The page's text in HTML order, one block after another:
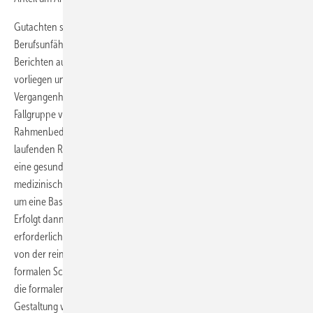
Gutachten sind dann erforderlich, wenn ernsthafte Zweifel an der
Berufsunfähigkeit vorliegen, Widersprüche in medizinischen
Berichten auffallen, widersprüchliche Aussagen verschiedener Ärzte
vorliegen und die Beurteilung längerer Krankheitsverläufe in der
Vergangenheit sowie Fragen zur Prognose zu klären sind. Eine weitere
Fallgruppe von Gutachten ergibt sich aus den juristischen
Rahmenbedingungen. Der Versicherer kann seine Leistungen einer
laufenden Rentenzahlung im weiteren Verlauf nur einstellen, wenn er
eine gesundheitliche Besserung nachweist. In Fällen mit geringen
medizinischen Ausgangsbefunden erfolgt daher eine Begutachtung,
um eine Basis für eine spätere Vergleichsbetrachtung zu erlangen.
Erfolgt dann die Nachprüfung, kann ein weiteres Gutachten
erforderlich werden. Das medizinische Gutachten bildet abgesehen
von der rein fachlichen Darstellung eines Falles somit einen wichtigen
formalen Schritt in der Leistungsprüfung. Ferner entfaltet es Folgen für
die formalen Prozesse des Leistungsfalles wie Leistungsdauer oder die
Gestaltung von Nachprüfungen.